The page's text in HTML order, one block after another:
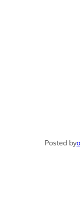
Posted by